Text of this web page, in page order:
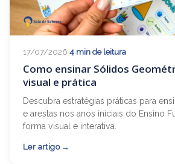
17/07/2026·4 min de leitura
Como ensinar Sólidos
visual e prática
Descubra estratégias práticas para
e arestas nos anos iniciais do Ensino
forma visual e interativa.
Ler artigo